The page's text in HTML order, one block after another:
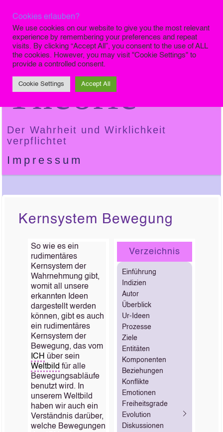
Die Finale
Theorie
Der Wahrheit und Wirklichkeit
verpflichtet
Impressum
Kernsystem Bewegung
So wie es ein
rudimentäres
Kernsystem der
Wahrnehmung gibt,
womit all unsere
erkannten Ideen
dargestellt werden
können, gibt es auch
ein rudimentäres
Kernsystem der
Bewegung, das vom
ICH über sein
Weltbild für alle
Bewegungsabläufe
benutzt wird. In
unserem Weltbild
haben wir auch ein
Verständnis darüber,
welche Bewegungen
Verzeichnis
Einführung
Indizien
Autor
Überblick
Ur-Ideen
Prozesse
Ziele
Entitäten
Komponenten
Beziehungen
Konflikte
Emotionen
Freiheitsgrade
Evolution
Diskussionen
Cookies erlauben?
We use cookies on our website to give you the most relevant
experience by remembering your preferences and repeat
visits. By clicking “Accept All”, you consent to the use of ALL
the cookies. However, you may visit "Cookie Settings" to
provide a controlled consent.
Cookie Settings Accept All